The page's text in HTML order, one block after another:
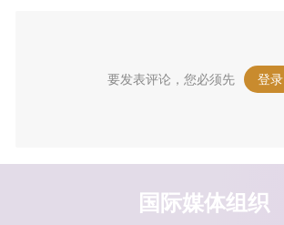
要发表评论，您必须先 登录
国际媒体组织